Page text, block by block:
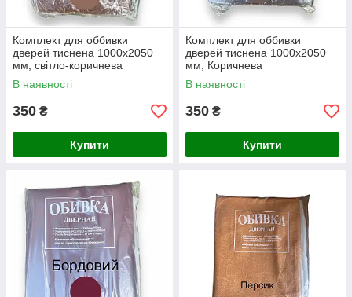
Комплект для оббивки
дверей тиснена 1000х2050
мм, світло-коричнева
В наявності
350 ₴
Купити
Комплект для оббивки
дверей тиснена 1000х2050
мм, Коричнева
В наявності
350 ₴
Купити